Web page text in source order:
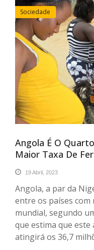
Sociedade
Angola É O
Maior Taxa De
19 Abril, 2023
Angola, a par da
entre os países
mundial, segundo
que estima que
atingirá os 36,7